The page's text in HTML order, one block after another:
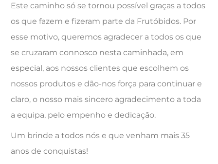
Este caminho só se tornou possível graças a todos
os que fazem e fizeram parte da Frutóbidos. Por
esse motivo, queremos agradecer a todos os que
se cruzaram connosco nesta caminhada, em
especial, aos nossos clientes que escolhem os
nossos produtos e dão-nos força para continuar e
claro, o nosso mais sincero agradecimento a toda
a equipa, pelo empenho e dedicação.
Um brinde a todos nós e que venham mais 35
anos de conquistas!